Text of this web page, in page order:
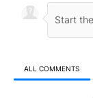
ALL COMMENTS
All